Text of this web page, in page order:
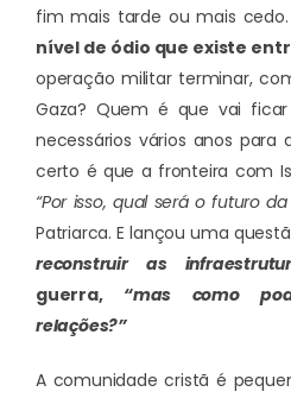
fim mais tarde ou mais cedo.
nível de ódio que existe
operação militar terminar,
Gaza? Quem é que vai
necessários vários anos
certo é que a fronteira com
“Por isso, qual será o futuro
Patriarca. E lançou uma
reconstruir as
guerra, “mas como
relações?”
A comunidade cristã é